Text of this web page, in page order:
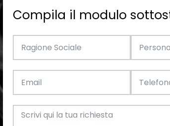
Ottone
Tubo
Alluminio
Oggettistica e arredamento
ORA info@feba.it
Compila il modulo